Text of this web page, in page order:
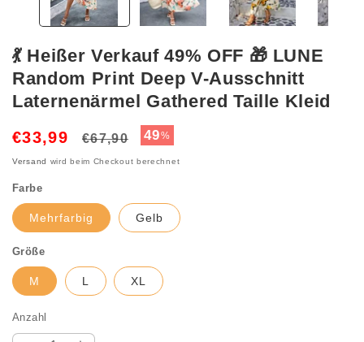
💃 Heißer Verkauf 49% OFF 🎁 LUNE
Random Print Deep V-Ausschnitt
Laternenärmel Gathered Taille Kleid
€33,99
Normaler
€67,90 Verkaufspreis
49%
Versand wird beim Checkout berechnet
Farbe
Mehrfarbig Gelb
Größe
M L XL
Anzahl